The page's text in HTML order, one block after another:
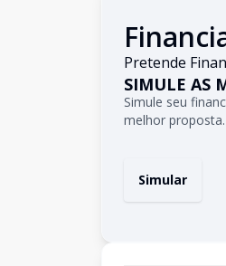
Pretende
SIMULE AS
Simule seu
melhor proposta.
Simular